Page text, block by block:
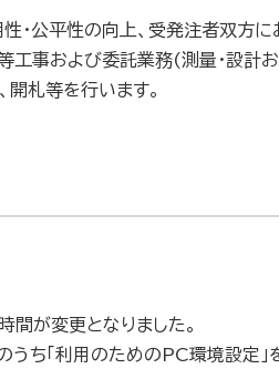
・公平性の向上、受発注者双方に
事および委託業務(測量・設計
開札等を行います。
が変更となりました。
「利用のためのPC環境設定」